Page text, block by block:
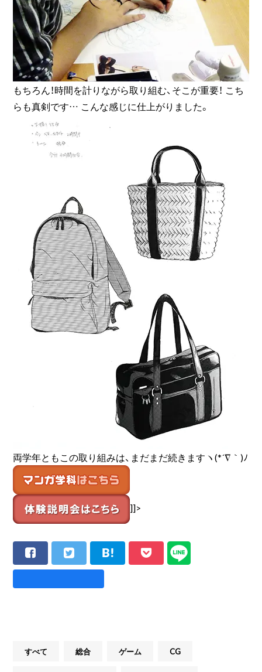
もちろん！時間を計りながら取り組む、そこが重要！ こち
らも真剣です… こんな感じに仕上がりました。
両学年ともこの取り組みは、まだまだ続きますヽ(*´∇｀)ﾉ
]]>
すべて 総合 ゲーム CG